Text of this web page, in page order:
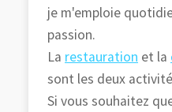
je m'emploie
passion.
La restauration et la
sont les deux
Si vous souhaitez